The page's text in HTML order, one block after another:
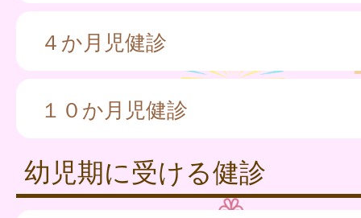
４か月児健診
１０か月児健診
幼児期に受ける健診